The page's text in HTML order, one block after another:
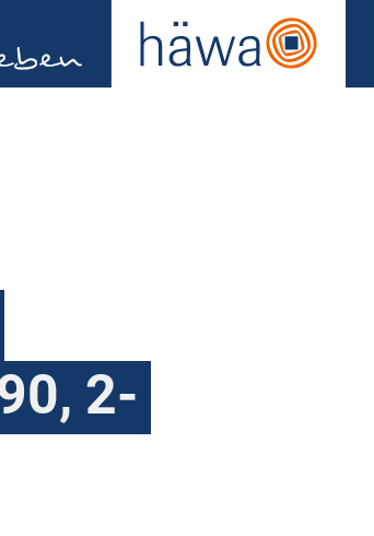
2-